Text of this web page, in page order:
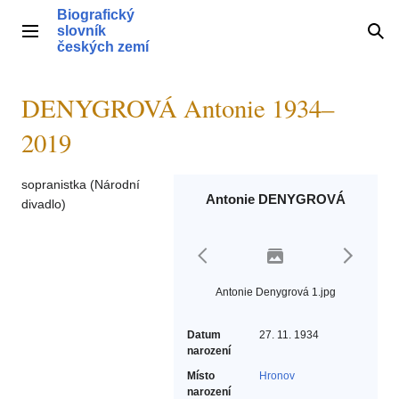
obsahHlavní menu
Biografický
slovník
českých zemí
DENYGROVÁ Antonie 1934–
2019
Antonie DENYGROVÁ
Antonie Denygrová 1.jpg
Datum
narození
27. 11. 1934
Místo
narození
Hronov
sopranistka (Národní
divadlo)